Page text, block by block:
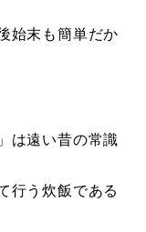
始末も簡単だか
は遠い昔の常識
行う炊飯である